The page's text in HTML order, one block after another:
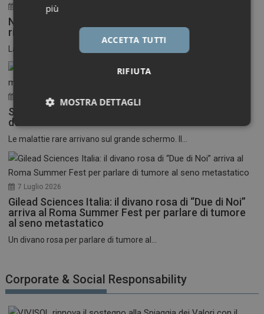
30 Luglio 2026
Neuroinfiammazione, fino a 50 mila euro per
ricercatori under 40
La Fondazione Francesco della Valle ETS apre le...
17 Luglio 2026
Stati Uniti: nasce il primo festival del cinema
dedicato alle malattie rare
Le malattie rare arrivano sul grande schermo. Il...
7 Luglio 2026
Gilead Sciences Italia: il divano rosa di “Due di Noi”
arriva al Roma Summer Fest per parlare di tumore
al seno metastatico
Un divano rosa per parlare di tumore al...
Corporate & Social Responsability
più
ACCETTA TUTTI
RIFIUTA
MOSTRA DETTAGLI
Necessari Marketing
Necessari Marketing
sito web abilitandone funzionalità di base quali la
NOME
FORNITORE / DOMINIO